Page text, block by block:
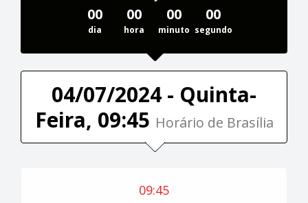
00
dia
00
hora
00
minuto
00
segundo
04/07/2024 - Quinta-
Feira, 09:45 Horário de Brasília
09:45